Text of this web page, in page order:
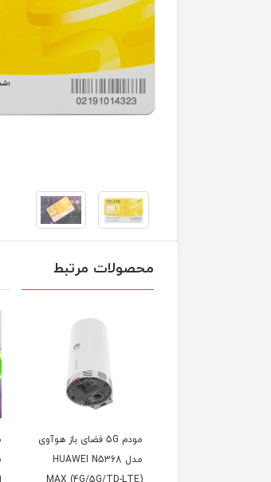
محصولات مرتبط
سیم کارت رایتل مخصوص
مودم با بسته 40 گیگ